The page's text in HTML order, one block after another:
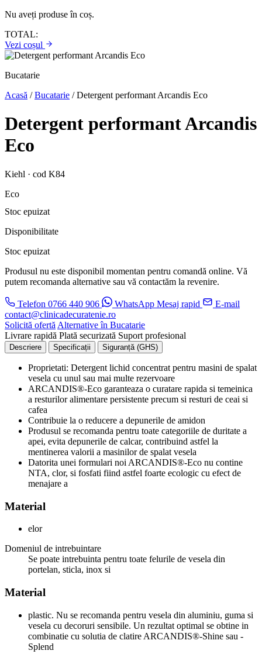
Nu aveți produse în coș.
TOTAL:
Vezi coșul
Bucatarie
Acasă /Bucatarie /Detergent performant Arcandis Eco
Detergent performant Arcandis
Eco
Kiehl · cod K84
Eco
Stoc epuizat
Disponibilitate
Stoc epuizat
Produsul nu este disponibil momentan pentru comandă online. Vă
putem recomanda alternative sau vă contactăm la revenire.
Telefon 0766 440 906 WhatsApp Mesaj rapid
E-mail
contact@clinicadecuratenie.ro
Solicită ofertă Alternative în Bucatarie
Livrare rapidă Plată securizată Suport profesional
Descriere Specificații Siguranță (GHS)
Proprietati: Detergent lichid concentrat pentru masini de spalat
vesela cu unul sau mai multe rezervoare
ARCANDIS®-Eco garanteaza o curatare rapida si temeinica
a resturilor alimentare persistente precum si resturi de ceai si
cafea
Contribuie la o reducere a depunerile de amidon
Produsul se recomanda pentru toate categoriile de duritate a
apei, evita depunerile de calcar, contribuind astfel la
mentinerea valorii a masinilor de spalat vesela
Datorita unei formulari noi ARCANDIS®-Eco nu contine
NTA, clor, si fosfati fiind astfel foarte ecologic cu efect de
menajare a
Material
elor
Domeniul de intrebuintare
Se poate intrebuinta pentru toate felurile de vesela din
portelan, sticla, inox si
Material
plastic. Nu se recomanda pentru vesela din aluminiu, guma si
vesela cu decoruri sensibile. Un rezultat optimal se obtine in
combinatie cu solutia de clatire ARCANDIS®-Shine sau -
Splend